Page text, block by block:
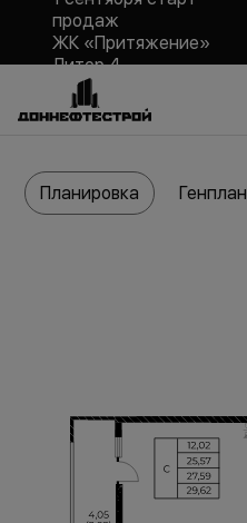
продаж
ЖК «Притяжение»
Литер 4
Планировка Генплан